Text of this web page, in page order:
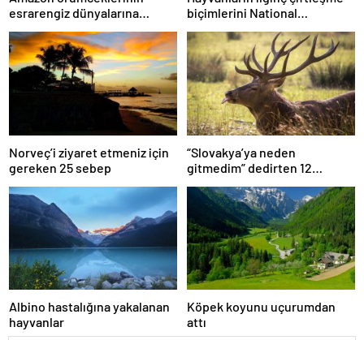
esrarengiz dünyalarına
gitmeye hazır olun.
biçimlerini National
Geographic görüntüledi.
Norveç’i ziyaret etmeniz için
gereken 25 sebep
“Slovakya’ya neden
gitmedim” dedirten 12
Albino hastalığına yakalanan
hayvanlar
Köpek koyunu uçurumdan
attı